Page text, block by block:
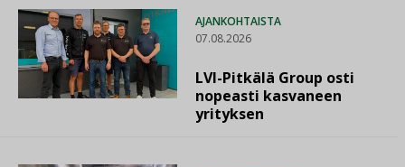
AJANKOHTAISTA
07.08.2026
LVI-Pitkälä Group osti
nopeasti kasvaneen
yrityksen